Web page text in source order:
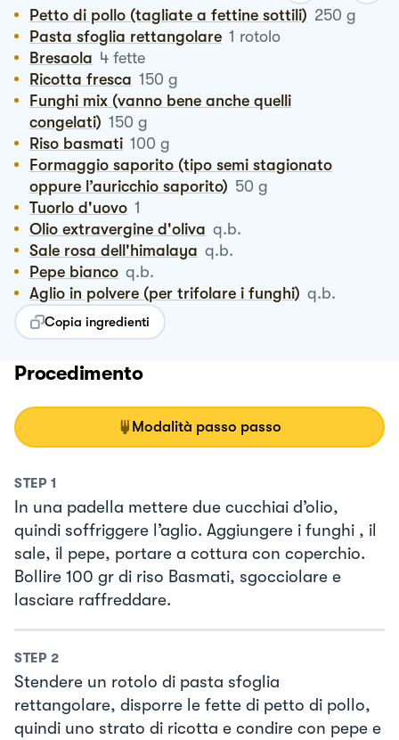
Petto di pollo (tagliate a fettine sottili) 250 g
Pasta sfoglia rettangolare 1 rotolo
Bresaola 4 fette
Ricotta fresca 150 g
Funghi mix (vanno bene anche quelli
congelati) 150 g
Riso basmati 100 g
Formaggio saporito (tipo semi stagionato
oppure l’auricchio saporito) 50 g
Tuorlo d'uovo 1
Olio extravergine d'oliva q.b.
Sale rosa dell'himalaya q.b.
Pepe bianco q.b.
Aglio in polvere (per trifolare i funghi) q.b.
Copia ingredienti
Procedimento
Modalità passo passo
STEP 1
In una padella mettere due cucchiai d’olio,
quindi soffriggere l’aglio. Aggiungere i funghi , il
sale, il pepe, portare a cottura con coperchio.
Bollire 100 gr di riso Basmati, sgocciolare e
lasciare raffreddare.
STEP 2
Stendere un rotolo di pasta sfoglia
rettangolare, disporre le fette di petto di pollo,
quindi uno strato di ricotta e condire con pepe e